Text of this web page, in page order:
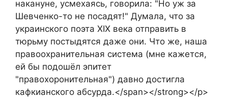
накануне, усмехаясь, говорила: "Но уж за
Шевченко-то не посадят!" Думала, что за
украинского поэта XIX века отправить в
тюрьму постыдятся даже они. Что же, наша
правоохранительная система (мне кажется,
ей бы подошёл эпитет
"правохоронительная") давно достигла
кафкианского абсурда.</span></strong></p>